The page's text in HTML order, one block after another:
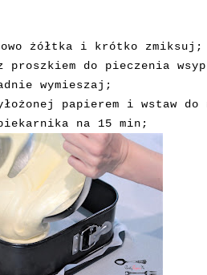
żółtka i krótko zmiksuj;
z proszkiem do pieczenia
wymieszaj;
papierem i wstaw do
na 15 min;